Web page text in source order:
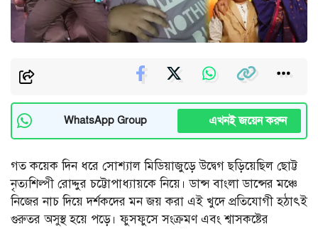
WhatsApp Group এখনই জয়েন করুন
গত কয়েক দিন ধরে সোশ্যাল মিডিয়াজুড়ে উদ্বেগ ছড়িয়েছিল ছোট্ট
নৃত্যশিল্পী রোদ্দুর চট্টোপাধ্যায়কে নিয়ে। ডান্স বাংলা ডান্সের মঞ্চে
নিজের নাচ দিয়ে দর্শকদের মন জয় করা এই খুদে প্রতিযোগী হঠাৎই
গুরুতর অসুস্থ হয়ে পড়ে। ফুসফুসে সংক্রমণ এবং শ্বাসকষ্টের